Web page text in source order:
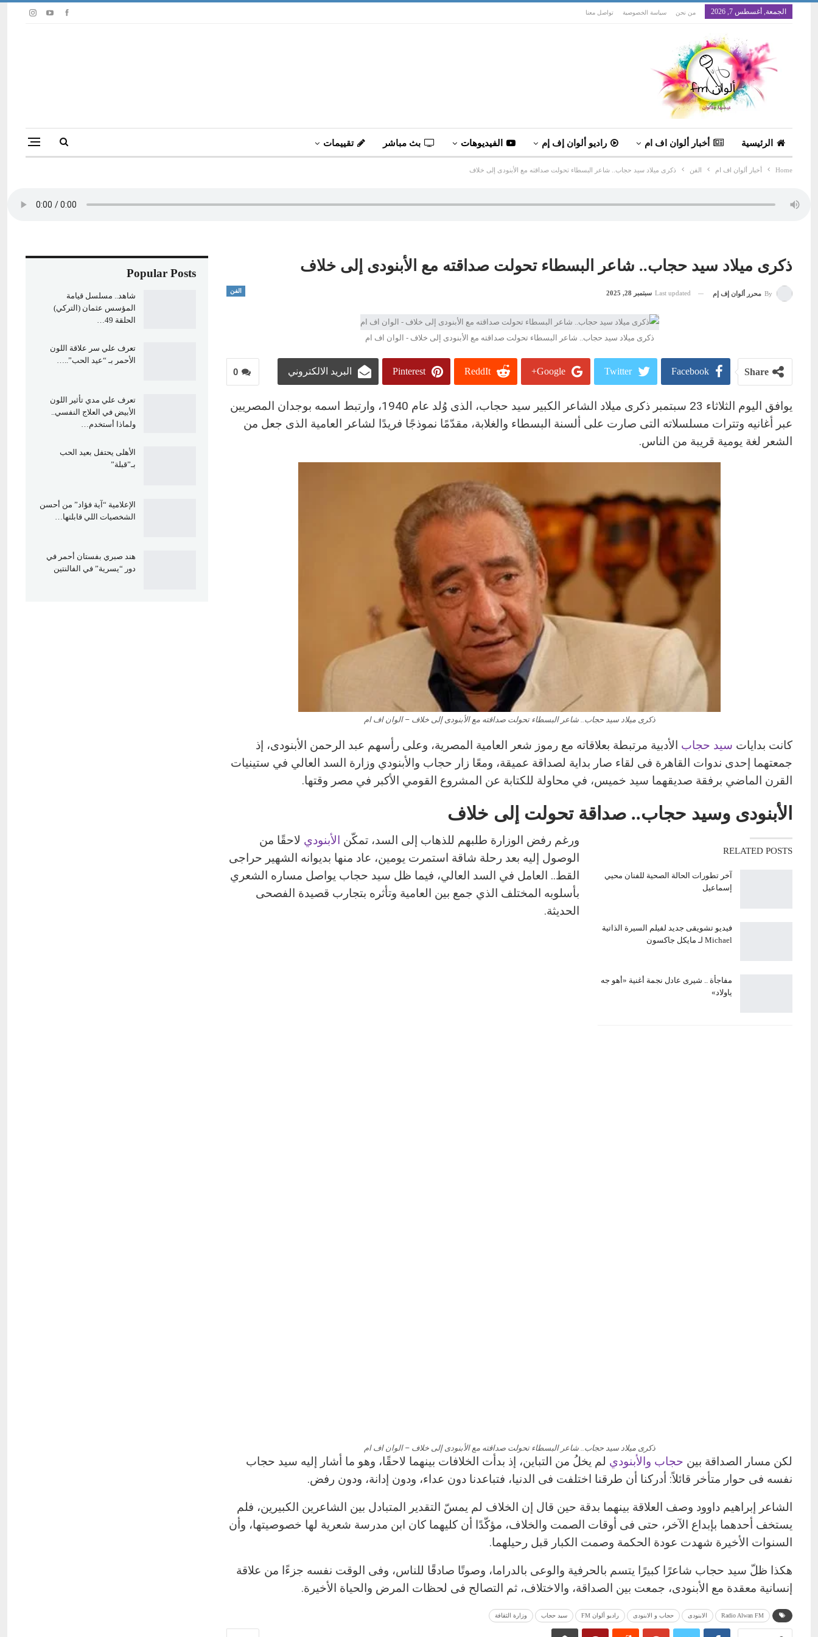
الجمعة, أغسطس 7, 2026 من نحن سياسة الخصوصية تواصل معنا
الرئيسية أخبار ألوان اف ام راديو ألوان إف إم الفيديوهات بث مباشر تقييمات
Home أخبار ألوان اف ام الفن ذكرى ميلاد سيد حجاب.. شاعر البسطاء تحولت صداقته مع الأبنودى إلى خلاف
ذكرى ميلاد سيد حجاب.. شاعر البسطاء تحولت صداقته مع الأبنودى إلى خلاف
الفن By محرر ألوان إف إم Last updated سبتمبر 28, 2025
ذكرى ميلاد سيد حجاب.. شاعر البسطاء تحولت صداقته مع الأبنودى إلى خلاف - الوان اف ام
0 Share
Facebook
Twitter
Google+
ReddIt
Pinterest البريد الالكتروني
يوافق اليوم الثلاثاء 23 سبتمبر ذكرى ميلاد الشاعر الكبير سيد حجاب، الذى وُلد عام 1940، وارتبط اسمه بوجدان المصريين
عبر أغانيه وتترات مسلسلاته التى صارت على ألسنة البسطاء والغلابة، مقدّمًا نموذجًا فريدًا لشاعر العامية الذى جعل من
الشعر لغة يومية قريبة من الناس.
ذكرى ميلاد سيد حجاب.. شاعر البسطاء تحولت صداقته مع الأبنودى إلى خلاف – الوان اف ام
كانت بدايات سيد حجاب الأدبية مرتبطة بعلاقاته مع رموز شعر العامية المصرية، وعلى رأسهم عبد الرحمن الأبنودى، إذ
جمعتهما إحدى ندوات القاهرة فى لقاء صار بداية لصداقة عميقة، ومعًا زار حجاب والأبنودي وزارة السد العالي في ستينيات
القرن الماضي برفقة صديقهما سيد خميس، في محاولة للكتابة عن المشروع القومي الأكبر في مصر وقتها.
الأبنودى وسيد حجاب.. صداقة تحولت إلى خلاف
RELATED POSTS
آخر تطورات الحالة الصحية للفنان محيي
إسماعيل
فيديو تشويقى جديد لفيلم السيرة الذاتية
Michael لـ مايكل جاكسون
مفاجأة .. شيرى عادل نجمة أغنية «أهو جه
ياولاد»
ورغم رفض الوزارة طلبهم للذهاب إلى السد، تمكّن الأبنودي لاحقًا من
الوصول إليه بعد رحلة شاقة استمرت يومين، عاد منها بديوانه الشهير حراجى
القط.. العامل في السد العالي، فيما ظل سيد حجاب يواصل مساره الشعري
بأسلوبه المختلف الذي جمع بين العامية وتأثره بتجارب قصيدة الفصحى
الحديثة.
ذكرى ميلاد سيد حجاب.. شاعر البسطاء تحولت صداقته مع الأبنودى إلى خلاف – الوان اف ام
لكن مسار الصداقة بين حجاب والأبنودي لم يخلُ من التباين، إذ بدأت الخلافات بينهما لاحقًا، وهو ما أشار إليه سيد حجاب
نفسه فى حوار متأخر قائلاً: أدركنا أن طرقنا اختلفت فى الدنيا، فتباعدنا دون عداء، ودون إدانة، ودون رفض.
الشاعر إبراهيم داوود وصف العلاقة بينهما بدقة حين قال إن الخلاف لم يمسّ التقدير المتبادل بين الشاعرين الكبيرين، فلم
يستخف أحدهما بإبداع الآخر، حتى فى أوقات الصمت والخلاف، مؤكّدًا أن كليهما كان ابن مدرسة شعرية لها خصوصيتها، وأن
السنوات الأخيرة شهدت عودة الحكمة وصمت الكبار قبل رحيلهما.
هكذا ظلّ سيد حجاب شاعرًا كبيرًا يتسم بالحرفية والوعى بالدراما، وصوتًا صادقًا للناس، وفى الوقت نفسه جزءًا من علاقة
إنسانية معقدة مع الأبنودى، جمعت بين الصداقة، والاختلاف، ثم التصالح فى لحظات المرض والحياة الأخيرة.
Radio Alwan FM الابنودى حجاب و الابنودى راديو ألوان FM سيد حجاب وزارة الثقافة
Popular Posts
شاهد.. مسلسل قيامة
المؤسس عثمان (التركي)
الحلقة 49…
تعرف علي سر علاقة اللون
الأحمر بـ “عيد الحب”..…
تعرف علي مدي تأثير اللون
الأبيض في العلاج النفسي..
ولماذا أستخدم…
الأهلى يحتفل بعيد الحب
بـ”قبلة”
الإعلامية “آية فؤاد” من أحسن
الشخصيات اللي قابلتها…
هند صبري بفستان أحمر في
دور “يسرية” في الفالنتين